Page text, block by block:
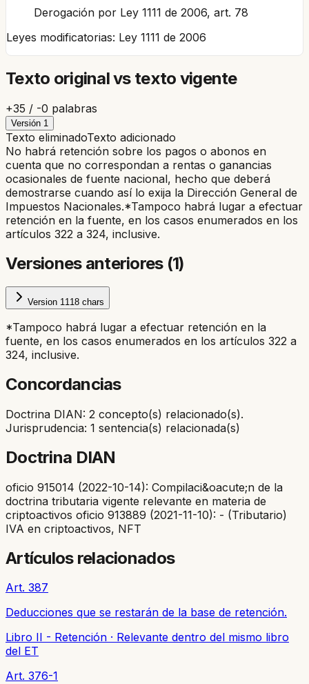
Derogación por Ley 1111 de 2006, art. 78
Leyes modificatorias: Ley 1111 de 2006
Texto original vs texto vigente
+35 / -0 palabras
Versión 1
Texto eliminadoTexto adicionado
No habrá retención sobre los pagos o abonos en
cuenta que no correspondan a rentas o ganancias
ocasionales de fuente nacional, hecho que deberá
demostrarse cuando así lo exija la Dirección General de
Impuestos Nacionales.*Tampoco habrá lugar a efectuar
retención en la fuente, en los casos enumerados en los
artículos 322 a 324, inclusive.
Versiones anteriores (1)
Version 1118 chars
*Tampoco habrá lugar a efectuar retención en la
fuente, en los casos enumerados en los artículos 322 a
324, inclusive.
Concordancias
Doctrina DIAN: 2 concepto(s) relacionado(s).
Jurisprudencia: 1 sentencia(s) relacionada(s)
Doctrina DIAN
oficio 915014 (2022-10-14): Compilaci&oacute;n de la
doctrina tributaria vigente relevante en materia de
criptoactivos oficio 913889 (2021-11-10): - (Tributario)
IVA en criptoactivos, NFT
Artículos relacionados
Art. 387
Deducciones que se restarán de la base de retención.
Libro II - Retención · Relevante dentro del mismo libro
del ET
Art. 376-1